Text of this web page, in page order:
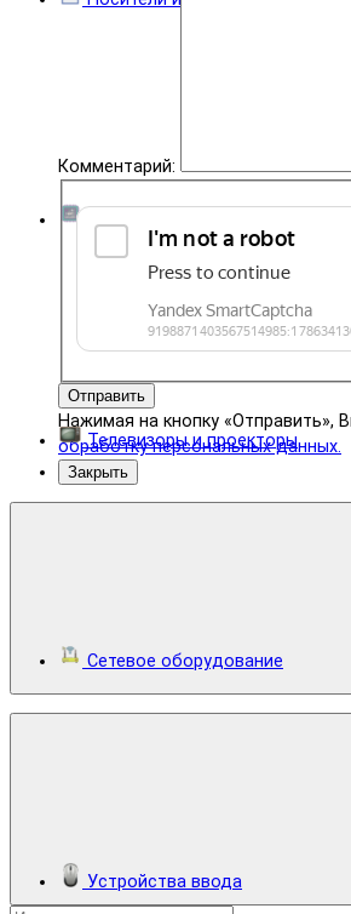
Комментарий:
Отправить
Нажимая на кнопку «Отправить»,
обработку персональных данных.
Закрыть
Комплектующие
Телевизоры и проекторы
Сетевое оборудование
Устройства ввода